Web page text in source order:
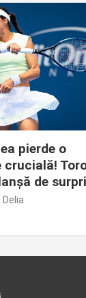
pierde o
de
Delia